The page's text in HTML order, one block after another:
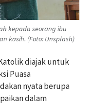
kepada seorang ibu
kasih. (Foto: Unsplash)
diajak untuk
Puasa
nyata berupa
dalam